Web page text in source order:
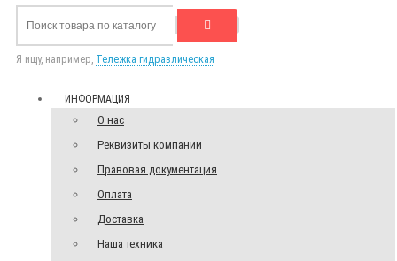
Я ищу, например, Тележка гидравлическая
ИНФОРМАЦИЯ
О нас
Реквизиты компании
Правовая документация
Оплата
Доставка
Наша техника